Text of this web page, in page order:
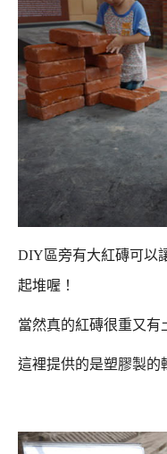
DIY區旁有大紅磚可以
起堆喔！
當然真的紅磚很重又有
這裡提供的是塑膠製的